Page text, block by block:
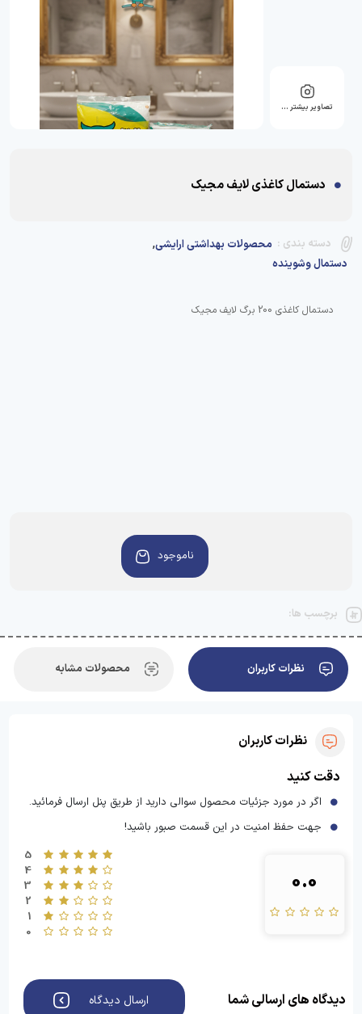
تصاویر بیشتر …
دستمال کاغذی لایف مجیک
دسته بندی : محصولات بهداشتی ارایشی,
دستمال وشوینده
دستمال کاغذی 200 برگ لایف مجیک
ناموجود
برچسب ها:
نظرات کاربران محصولات مشابه
نظرات کاربران
دقت کنید
اگر در مورد جزئیات محصول سوالی دارید از طریق پنل ارسال فرمائید.
جهت حفظ امنیت در این قسمت صبور باشید!
0.0
5
4
3
2
1
0
دیدگاه های ارسالی شما ارسال دیدگاه